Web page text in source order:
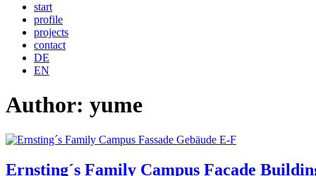
start
profile
projects
contact
DE
EN
Author: yume
Ernsting´s Family Campus Facade